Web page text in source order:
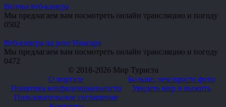
Волчья веб-камера
Мы предлагаем вам посмотреть онлайн трансляцию и погоду
0502
Веб-камера на реке Ниагара
Мы предлагаем вам посмотреть онлайн трансляцию и погоду
0472
© 2018-2026 Мир Туриста
О портале
Политика конфиденциальности
Пользовательское соглашение
Больше, чем просто фото
Увидеть мир и выжить